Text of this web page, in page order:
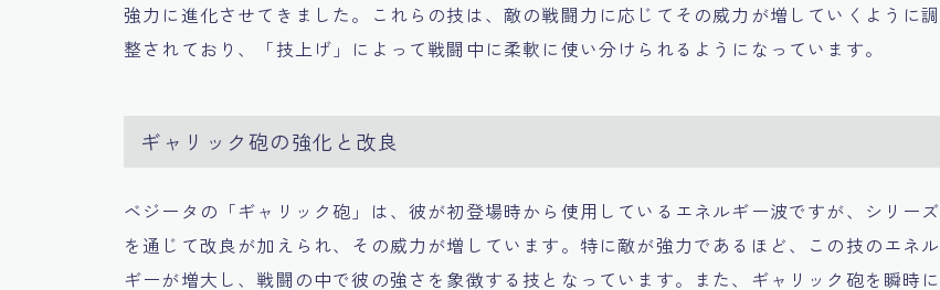
強力に進化させてきました。これらの技は、敵の戦闘力に応じてその威力が増していくように調
整されており、「技上げ」によって戦闘中に柔軟に使い分けられるようになっています。
ギャリック砲の強化と改良
ベジータの「ギャリック砲」は、彼が初登場時から使用しているエネルギー波ですが、シリーズ
を通じて改良が加えられ、その威力が増しています。特に敵が強力であるほど、この技のエネル
ギーが増大し、戦闘の中で彼の強さを象徴する技となっています。また、ギャリック砲を瞬時に